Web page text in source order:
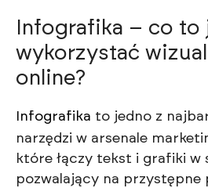
Infografika – co to
wykorzystać
online?
Infografika to jedno z
narzędzi w arsenale
które łączy tekst i grafiki w
pozwalający na przystępne